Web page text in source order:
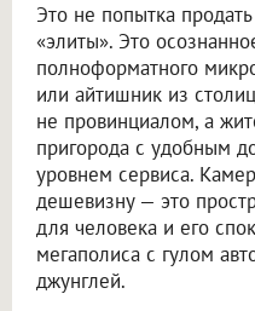
Это не попытка
«элиты». Это
полноформатного
или айтишник из
не провинциалом, а
пригорода с удобным
уровнем сервиса.
дешевизну — это
для человека и его
мегаполиса с гулом
джунглей.